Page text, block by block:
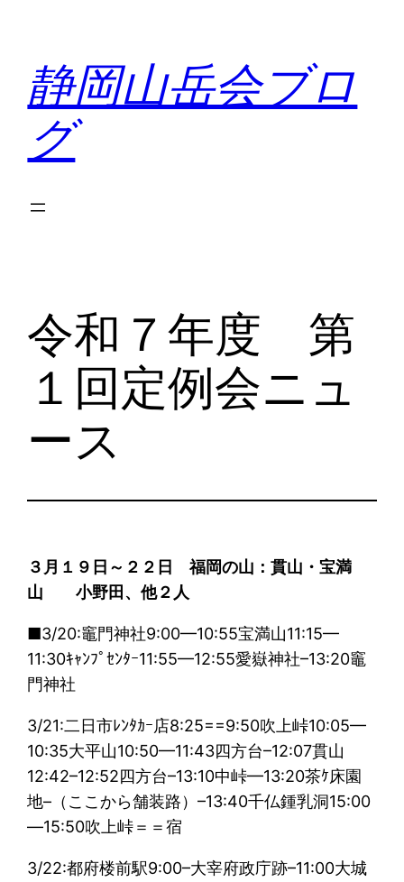
静岡山岳会ブロ
グ
令和７年度 第
１回定例会ニュ
ース
３月１９日～２２日 福岡の山：貫山・宝満
山 小野田、他２人
■3/20:竈門神社9:00—10:55宝満山11:15—
11:30ｷｬﾝﾌﾟｾﾝﾀｰ11:55—12:55愛嶽神社–13:20竈
門神社
3/21:二日市ﾚﾝﾀｶｰ店8:25==9:50吹上峠10:05—
10:35大平山10:50—11:43四方台–12:07貫山
12:42–12:52四方台–13:10中峠—13:20茶ｹ床園
地–（ここから舗装路）–13:40千仏鍾乳洞15:00
—15:50吹上峠＝＝宿
3/22:都府楼前駅9:00–大宰府政庁跡–11:00大城